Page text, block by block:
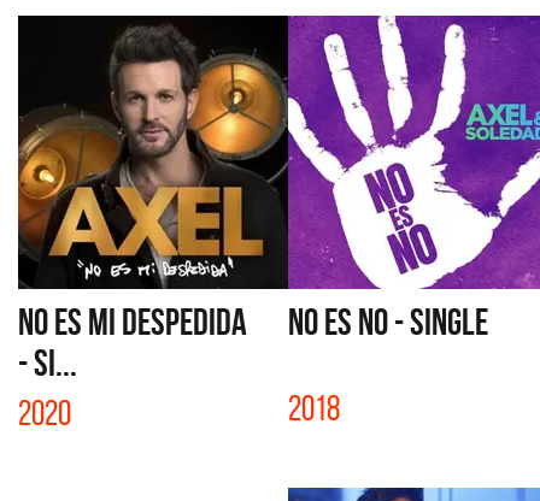
NO ES MI DESPEDIDA
- SI...
2020
NO ES NO - SINGLE
2018